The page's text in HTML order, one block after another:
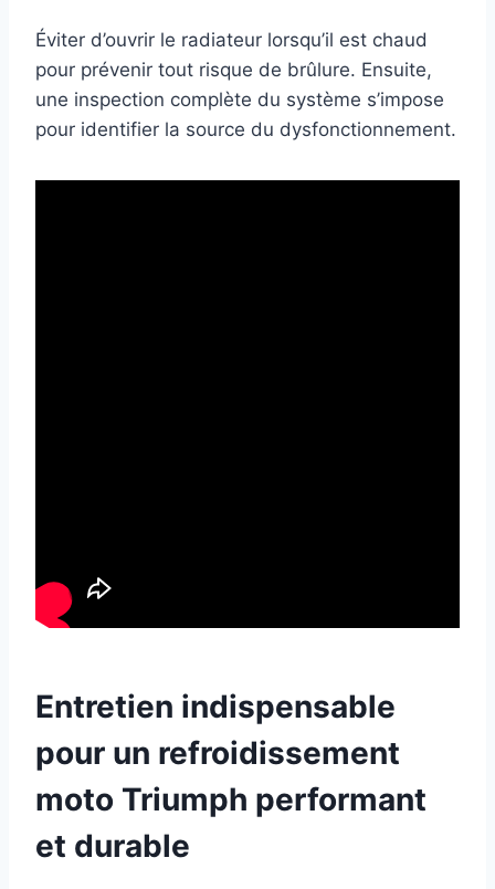
Éviter d’ouvrir le radiateur lorsqu’il est chaud
pour prévenir tout risque de brûlure. Ensuite,
une inspection complète du système s’impose
pour identifier la source du dysfonctionnement.
Entretien indispensable
pour un refroidissement
moto Triumph performant
et durable